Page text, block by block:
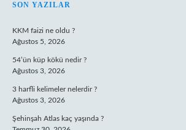
SIDEBAR
SON YAZILAR
KKM faizi ne oldu ?
Ağustos 5, 2026
54’ün küp kökü nedir ?
Ağustos 3, 2026
3 harfli kelimeler nelerdir ?
Ağustos 3, 2026
Şehinşah Atlas kaç yaşında ?